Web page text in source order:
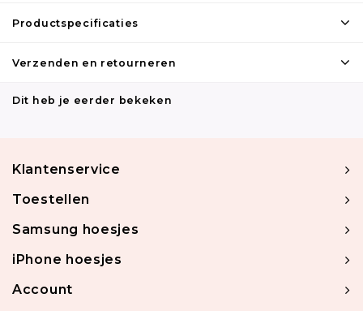
Productspecificaties
Verzenden en retourneren
Dit heb je eerder bekeken
Klantenservice
Toestellen
Samsung hoesjes
iPhone hoesjes
Account